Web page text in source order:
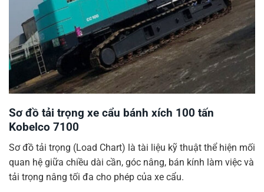
Sơ đồ tải trọng xe cẩu bánh xích 100 tấn
Kobelco 7100
Sơ đồ tải trọng (Load Chart) là tài liệu kỹ thuật thể hiện mối
quan hệ giữa chiều dài cần, góc nâng, bán kính làm việc và
tải trọng nâng tối đa cho phép của xe cẩu.